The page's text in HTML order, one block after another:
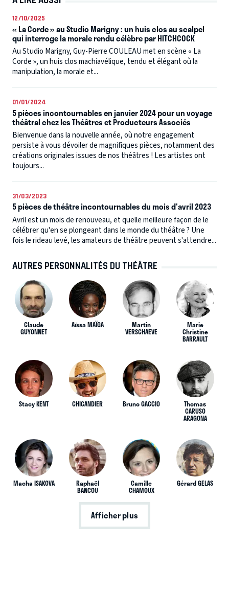
12/10/2025
« La Corde » au Studio Marigny : un huis clos au scalpel
qui interroge la morale rendu célèbre par HITCHCOCK
Au Studio Marigny, Guy-Pierre COULEAU met en scène « La
Corde », un huis clos machiavélique, tendu et élégant où la
manipulation, la morale et...
01/01/2024
5 pièces incontournables en janvier 2024 pour un voyage
théâtral chez les Théâtres et Producteurs Associés
Bienvenue dans la nouvelle année, où notre engagement
persiste à vous dévoiler de magnifiques pièces, notamment des
créations originales issues de nos théâtres ! Les artistes ont
toujours...
31/03/2023
5 pièces de théâtre incontournables du mois d'avril 2023
Avril est un mois de renouveau, et quelle meilleure façon de le
célébrer qu'en se plongeant dans le monde du théâtre ? Une
fois le rideau levé, les amateurs de théâtre peuvent s'attendre...
AUTRES PERSONNALITÉS DU THÉÂTRE
Claude
GUYONNET
Aïssa MAÏGA Martin
VERSCHAEVE
Marie
Christine
BARRAULT
Stacy KENT CHICANDIER Bruno GACCIO Thomas
CARUSO
ARAGONA
Macha ISAKOVA Raphaël
BANCOU
Camille
CHAMOUX
Gérard GELAS
Afficher plus